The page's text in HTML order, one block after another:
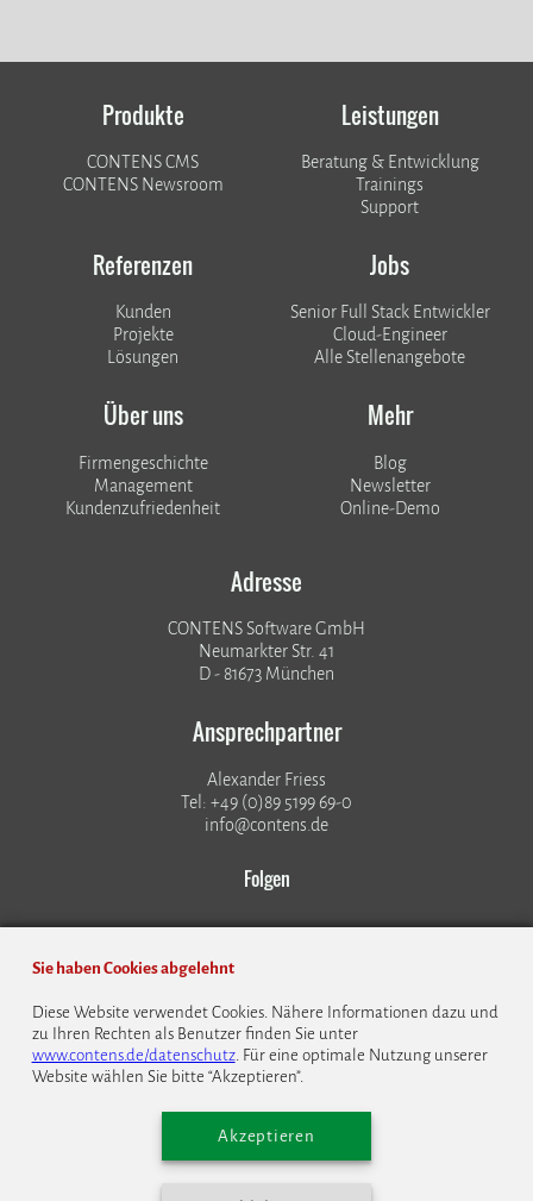
Produkte
CONTENS CMS
CONTENS Newsroom
Leistungen
Beratung & Entwicklung
Trainings
Support
Referenzen
Kunden
​​​​​​​Projekte
Lösungen
Jobs
Senior Full Stack Entwickler
Cloud-Engineer
Alle Stellenangebote
Über uns
Firmengeschichte
Management
Kundenzufriedenheit
Mehr
Blog
Newsletter
Online-Demo
Adresse
CONTENS Software GmbH
Neumarkter Str. 41
D - 81673 München
Ansprechpartner
Alexander Friess
Tel: +49 (0)89 5199 69-0
info@contens.de
Folgen
© 1999 - 2026 CONTENS Software GmbH
Cookie Einstellungen
English
Sie haben Cookies abgelehnt
Diese Website verwendet Cookies. Nähere Informationen dazu und
zu Ihren Rechten als Benutzer finden Sie unter
www.contens.de/datenschutz. Für eine optimale Nutzung unserer
Website wählen Sie bitte “Akzeptieren”.
Akzeptieren